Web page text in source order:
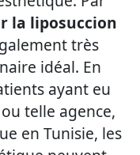
la liposuccion
très
idéal. En
ayant eu
telle agence,
en Tunisie, les